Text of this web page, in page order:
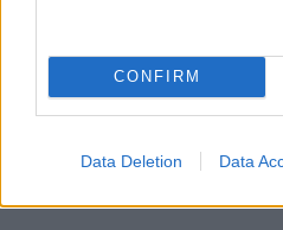
CONFIRM
Data Deletion Data
Σεμινάρια